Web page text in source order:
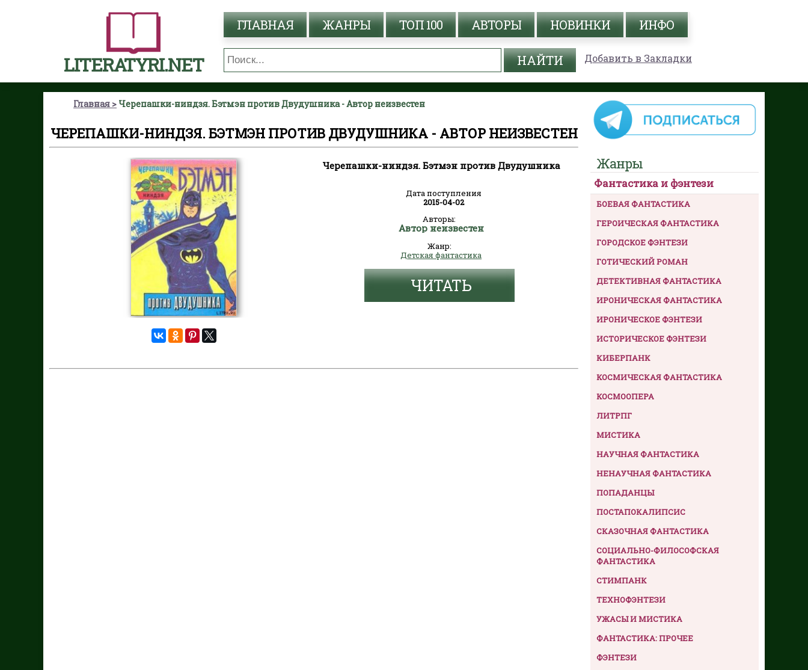
LITERATYRI.NET
ГЛАВНАЯ ЖАНРЫ ТОП 100 АВТОРЫ НОВИНКИ ИНФО
Добавить в Закладки
Главная Черепашки-ниндзя. Бэтмэн против Двудушника - Автор неизвестен
ЧЕРЕПАШКИ-НИНДЗЯ. БЭТМЭН ПРОТИВ ДВУДУШНИКА - АВТОР НЕИЗВЕСТЕН
Черепашки-ниндзя. Бэтмэн против Двудушника
Дата поступления
2015-04-02
Авторы:
Автор неизвестен
Жанр:
Детская фантастика
ЧИТАТЬ
Жанры
Фантастика и фэнтези
БОЕВАЯ ФАНТАСТИКА
ГЕРОИЧЕСКАЯ ФАНТАСТИКА
ГОРОДСКОЕ ФЭНТЕЗИ
ГОТИЧЕСКИЙ РОМАН
ДЕТЕКТИВНАЯ ФАНТАСТИКА
ИРОНИЧЕСКАЯ ФАНТАСТИКА
ИРОНИЧЕСКОЕ ФЭНТЕЗИ
ИСТОРИЧЕСКОЕ ФЭНТЕЗИ
КИБЕРПАНК
КОСМИЧЕСКАЯ ФАНТАСТИКА
КОСМООПЕРА
ЛИТРПГ
МИСТИКА
НАУЧНАЯ ФАНТАСТИКА
НЕНАУЧНАЯ ФАНТАСТИКА
ПОПАДАНЦЫ
ПОСТАПОКАЛИПСИС
СКАЗОЧНАЯ ФАНТАСТИКА
СОЦИАЛЬНО-ФИЛОСОФСКАЯ
ФАНТАСТИКА
СТИМПАНК
ТЕХНОФЭНТЕЗИ
УЖАСЫ И МИСТИКА
ФАНТАСТИКА: ПРОЧЕЕ
ФЭНТЕЗИ